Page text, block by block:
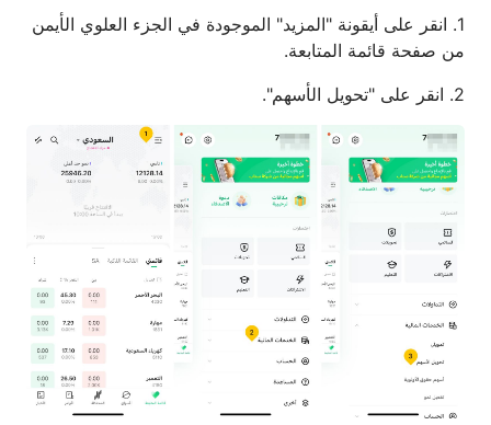
1. انقر على أيقونة "المزيد" الموجودة في الجزء العلوي الأيمن
من صفحة قائمة المتابعة.
2. انقر على "تحويل الأسهم".